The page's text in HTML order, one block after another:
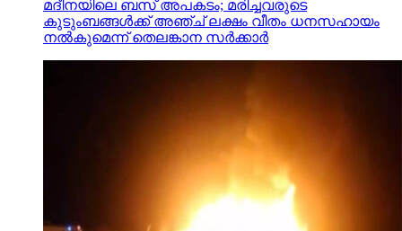
മദീനയിലെ ബസ് അപകടം; മരിച്ചവരുടെ
കുടുംബങ്ങള്‍ക്ക് അഞ്ച് ലക്ഷം വീതം ധനസഹായം
നല്‍കുമെന്ന് തെലങ്കാന സര്‍ക്കാര്‍